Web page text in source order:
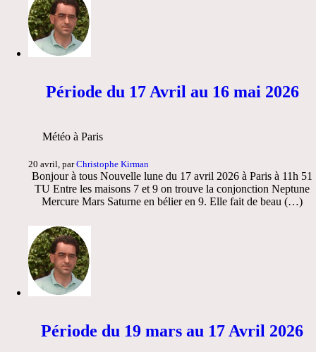
Période du 17 Avril au 16 mai 2026
Météo à Paris
20 avril, parChristophe Kirman
Bonjour à tous Nouvelle lune du 17 avril 2026 à Paris à 11h 51
TU Entre les maisons 7 et 9 on trouve la conjonction Neptune
Mercure Mars Saturne en bélier en 9. Elle fait de beau (…)
Période du 19 mars au 17 Avril 2026